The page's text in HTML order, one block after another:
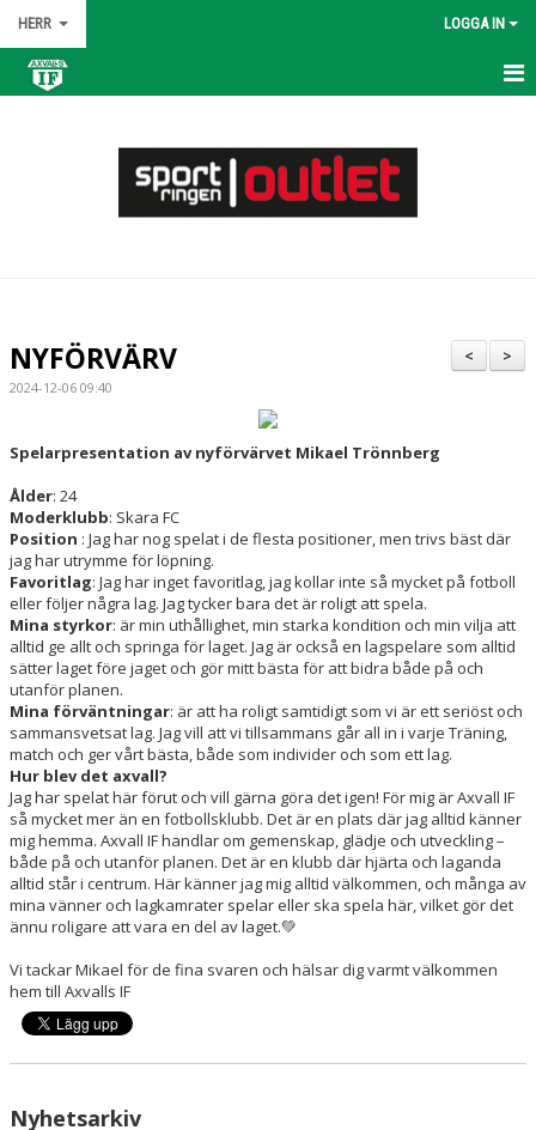
HERR LOGGA IN
BILDGALLERI
>
<
NYFÖRVÄRV
2024-12-06 09:40
Spelarpresentation av nyförvärvet Mikael Trönnberg
Ålder: 24
Moderklubb: Skara FC
Position : Jag har nog spelat i de flesta positioner, men trivs bäst där
jag har utrymme för löpning.
Favoritlag: Jag har inget favoritlag, jag kollar inte så mycket på fotboll
eller följer några lag. Jag tycker bara det är roligt att spela.
Mina styrkor: är min uthållighet, min starka kondition och min vilja att
alltid ge allt och springa för laget. Jag är också en lagspelare som alltid
sätter laget före jaget och gör mitt bästa för att bidra både på och
utanför planen.
Mina förväntningar: är att ha roligt samtidigt som vi är ett seriöst och
sammansvetsat lag. Jag vill att vi tillsammans går all in i varje Träning,
match och ger vårt bästa, både som individer och som ett lag.
Hur blev det axvall?
Jag har spelat här förut och vill gärna göra det igen! För mig är Axvall IF
så mycket mer än en fotbollsklubb. Det är en plats där jag alltid känner
mig hemma. Axvall IF handlar om gemenskap, glädje och utveckling –
både på och utanför planen. Det är en klubb där hjärta och laganda
alltid står i centrum. Här känner jag mig alltid välkommen, och många av
mina vänner och lagkamrater spelar eller ska spela här, vilket gör det
ännu roligare att vara en del av laget.💚
Vi tackar Mikael för de fina svaren och hälsar dig varmt välkommen
hem till Axvalls IF
Nyhetsarkiv